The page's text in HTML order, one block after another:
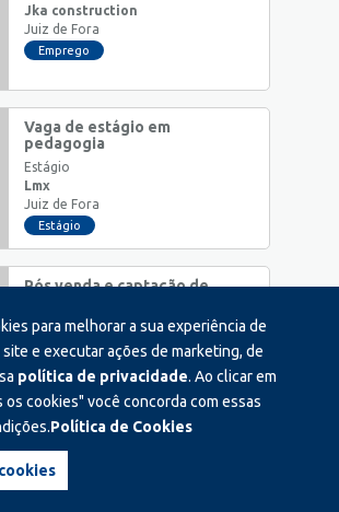
Jka construction
Juiz de Fora
Emprego
Vaga de estágio em
pedagogia
Estágio
Lmx
Juiz de Fora
Estágio
Pós venda e captação de
Pleno
Espaço cavasi odontologia
Emprego
comercial
para melhorar a sua experiência de
e executar ações de marketing, de
política de privacidade. Ao clicar em
os cookies" você concorda com essas
Política de Cookies